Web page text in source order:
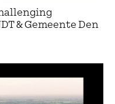
& Gemeente Den